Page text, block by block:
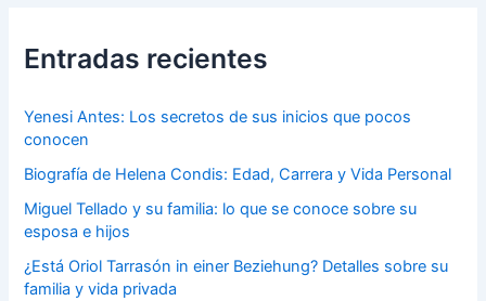
Entradas recientes
Yenesi Antes: Los secretos de sus inicios que pocos
conocen
Biografía de Helena Condis: Edad, Carrera y Vida Personal
Miguel Tellado y su familia: lo que se conoce sobre su
esposa e hijos
¿Está Oriol Tarrasón in einer Beziehung? Detalles sobre su
familia y vida privada